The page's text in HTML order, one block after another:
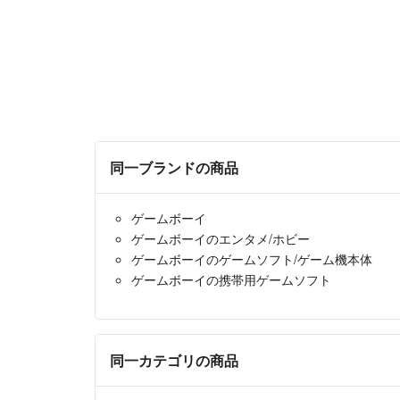
同一ブランドの商品
ゲームボーイ
ゲームボーイのエンタメ/ホビー
ゲームボーイのゲームソフト/ゲーム機本体
ゲームボーイの携帯用ゲームソフト
同一カテゴリの商品